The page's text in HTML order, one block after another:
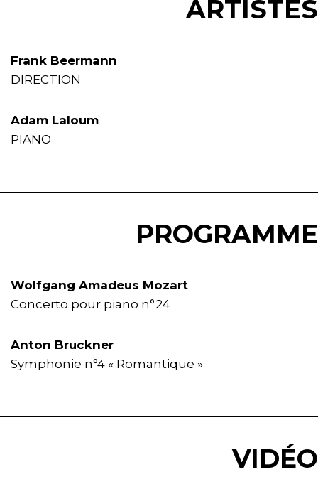
ARTISTES
Frank Beermann
DIRECTION
Adam Laloum
PIANO
PROGRAMME
Wolfgang Amadeus Mozart
Concerto pour piano n°24
Anton Bruckner
Symphonie n°4 « Romantique »
VIDÉO